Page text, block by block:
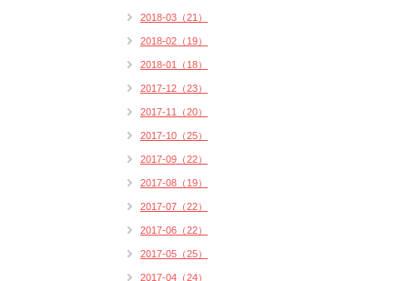
2018-03（21）
2018-02（19）
2018-01（18）
2017-12（23）
2017-11（20）
2017-10（25）
2017-09（22）
2017-08（19）
2017-07（22）
2017-06（22）
2017-05（25）
2017-04（24）